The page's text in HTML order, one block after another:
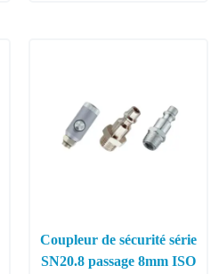
Coupleur de sécurité série
SN20.8 passage 8mm ISO